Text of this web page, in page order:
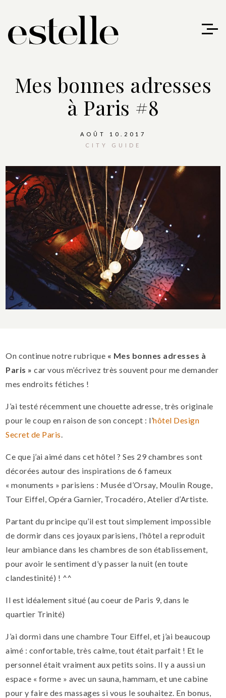
Mes bonnes adresses
à Paris #8
AOÛT 10.2017
CITY GUIDE
On continue notre rubrique « Mes bonnes adresses à
Paris »car vous m’écrivez très souvent pour me demander
mes endroits fétiches !
J’ai testé récemment une chouette adresse, très originale
pour le coup en raison de son concept : l’hôtel Design
Secret de Paris
Ce que j’ai aimé dans cet hôtel ? Ses 29 chambres sont
décorées autour des inspirations de 6 fameux
« monuments » parisiens : Musée d’Orsay, Moulin Rouge,
Tour Eiffel, Opéra Garnier, Trocadéro, Atelier d’Artiste.
Partant du principe qu’il est tout simplement impossible
de dormir dans ces joyaux parisiens, l’hôtel a reproduit
leur ambiance dans les chambres de son établissement,
pour avoir le sentiment d’y passer la nuit (en toute
clandestinité) ! ^^
Il est idéalement situé (au coeur de Paris 9, dans le
quartier Trinité)
J’ai dormi dans une chambre Tour Eiffel, et j’ai beaucoup
aimé : confortable, très calme, tout était parfait ! Et le
personnel était vraiment aux petits soins. Il y a aussi un
espace « forme » avec un sauna, hammam, et une cabine
pour y faire des massages si vous le souhaitez. En bonus,